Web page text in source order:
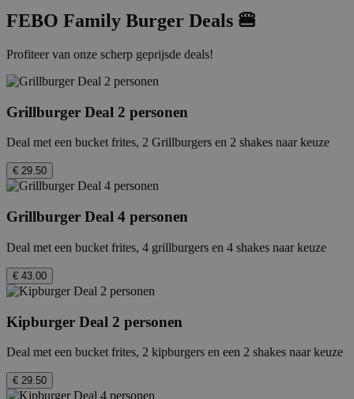
FEBO Family Burger Deals 🍔
Profiteer van onze scherp geprijsde deals!
Grillburger Deal 2 personen
Deal met een bucket frites, 2 Grillburgers en 2 shakes naar keuze
€ 29.50
Grillburger Deal 4 personen
Deal met een bucket frites, 4 grillburgers en 4 shakes naar keuze
€ 43.00
Kipburger Deal 2 personen
Deal met een bucket frites, 2 kipburgers en een 2 shakes naar keuze
€ 29.50